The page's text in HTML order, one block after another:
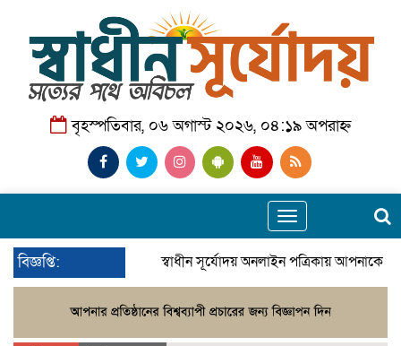
বৃহস্পতিবার, ০৬ অগাস্ট ২০২৬, ০৪:১৯ অপরাহ্ন
Toggle
navigation
বিজ্ঞপ্তি: স্বাধীন সূর্যোদয় অনলাইন পত্রিকায় আপনাকে